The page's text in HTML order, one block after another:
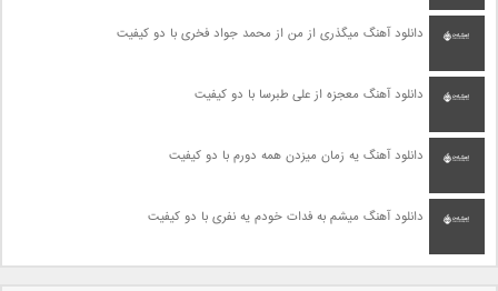
دانلود آهنگ میگذری از من از محمد جواد فخری با دو کیفیت
دانلود آهنگ معجزه از علی طبرسا با دو کیفیت
دانلود آهنگ یه زمان میزدن همه دورم با دو کیفیت
دانلود آهنگ میشم به فدات خودم یه نفری با دو کیفیت